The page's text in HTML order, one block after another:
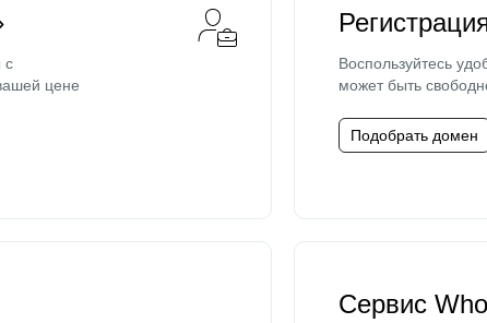
с
цене
Воспользуйтесь
может быть
Подобрать домен
Сервис